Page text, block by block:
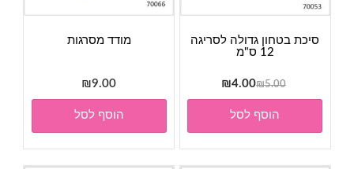
סיכת בטחון גדולה לסריגה
12 ס"מ
₪5.00
המחיר
המקורי
היה:
₪5.00.
₪4.00
הנוכחי
₪4.00.
הוסף לסל
מודד מסרגות
₪9.00
הוסף לסל